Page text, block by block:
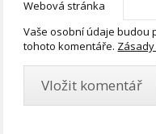
Webová stránka
Vaše osobní údaje budou
tohoto komentáře.